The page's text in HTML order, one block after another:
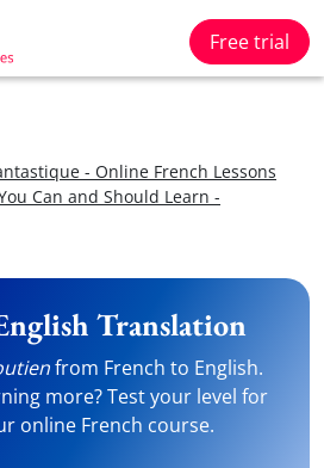
Free trial
- Online French Lessons
Can and Should Learn -
Translation
from French to English.
more? Test your level for
online French course.